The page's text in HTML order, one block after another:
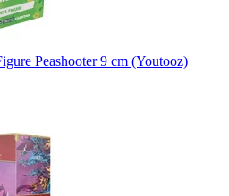
Peashooter 9 cm (Youtooz)